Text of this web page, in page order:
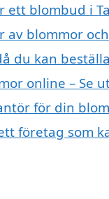
ett blombud i
av blommor
du kan
online – Se
för din
företag som